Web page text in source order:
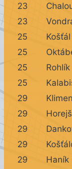
23
23
25
25
25
Rohlík
25
29
29
Horejš
29
29
29
Haník